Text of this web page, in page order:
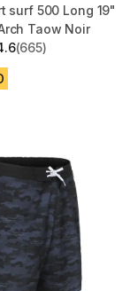
surf 500 Long 19"
Taow Noir
stars from 665
(665)